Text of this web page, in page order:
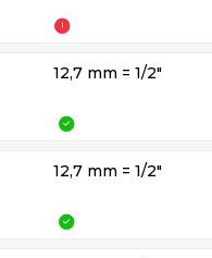
12,7 mm = 1/2″
12,7 mm = 1/2″